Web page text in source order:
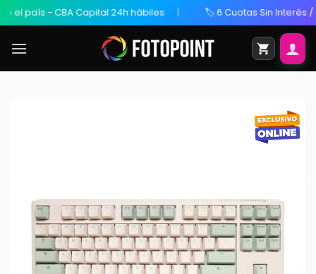
país - CBA Capital 24h hábiles 🏷️ 6 Cuotas Sin Interés /